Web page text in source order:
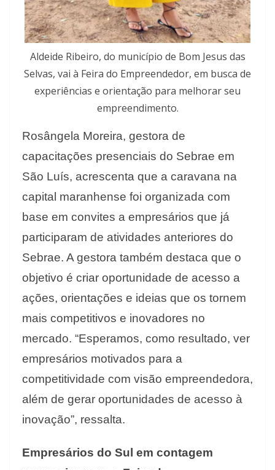
Aldeide Ribeiro, do município de Bom Jesus das
Selvas, vai à Feira do Empreendedor, em busca de
experiências e orientação para melhorar seu
empreendimento.
Rosângela Moreira, gestora de
capacitações presenciais do Sebrae em
São Luís, acrescenta que a caravana na
capital maranhense foi organizada com
base em convites a empresários que já
participaram de atividades anteriores do
Sebrae. A gestora também destaca que o
objetivo é criar oportunidade de acesso a
ações, orientações e ideias que os tornem
mais competitivos e inovadores no
mercado. “Esperamos, como resultado, ver
empresários motivados para a
competitividade com visão empreendedora,
além de gerar oportunidades de acesso à
inovação”, ressalta.
Empresários do Sul em contagem